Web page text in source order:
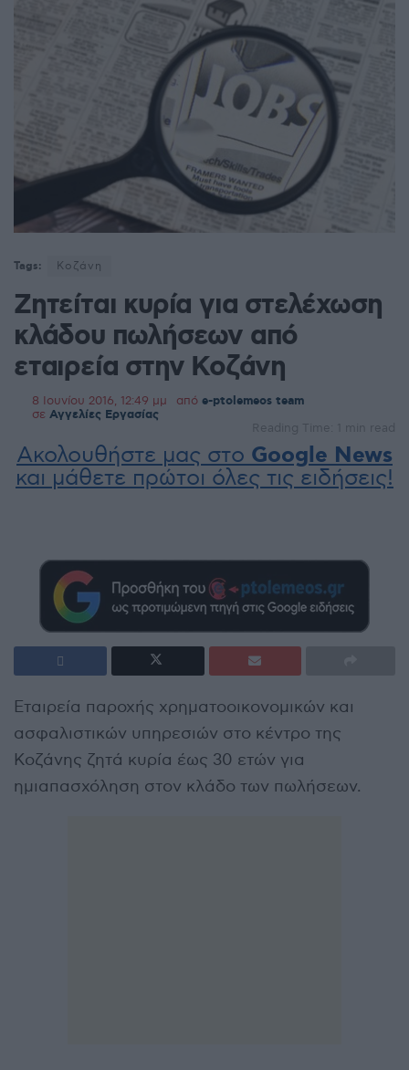
Tags: Κοζάνη
Ζητείται κυρία για στελέχωση
κλάδου πωλήσεων από
εταιρεία στην Κοζάνη
8 Ιουνίου 2016, 12:49 μμ από e-ptolemeos team
σε Αγγελίες Εργασίας
Reading Time: 1 min read
Ακολουθήστε μας στο Google News
και μάθετε πρώτοι όλες τις ειδήσεις!
Εταιρεία παροχής χρηματοοικονομικών και
ασφαλιστικών υπηρεσιών στο κέντρο της
Κοζάνης ζητά κυρία έως 30 ετών για
ημιαπασχόληση στον κλάδο των πωλήσεων.